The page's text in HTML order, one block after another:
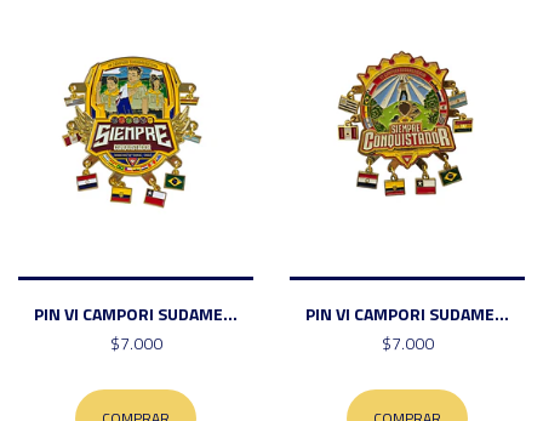
PIN VI CAMPORI SUDAME...
$7.000
PIN VI CAMPORI SUDAME...
$7.000